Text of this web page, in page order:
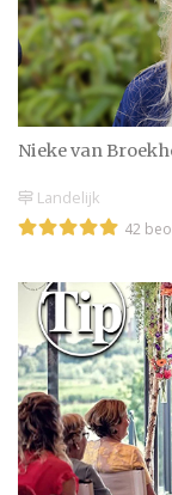
Nieke van
Landelijk
42